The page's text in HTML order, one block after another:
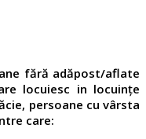
fără adăpost/aflate
locuiesc in locuințe
persoane cu vârsta
care: